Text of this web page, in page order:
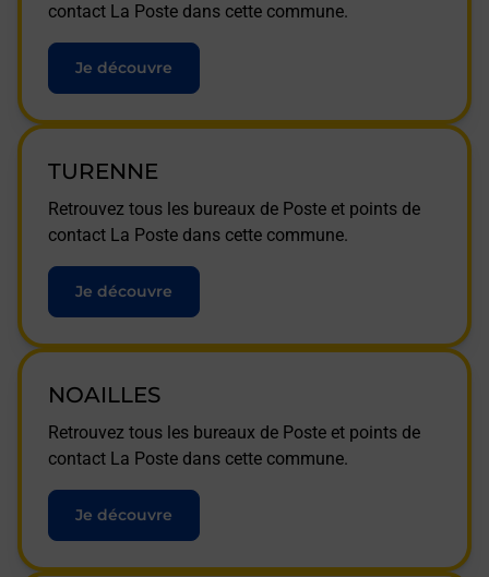
contact La Poste dans cette commune.
Je découvre
TURENNE
Retrouvez tous les bureaux de Poste et points de
contact La Poste dans cette commune.
Je découvre
NOAILLES
Retrouvez tous les bureaux de Poste et points de
contact La Poste dans cette commune.
Je découvre